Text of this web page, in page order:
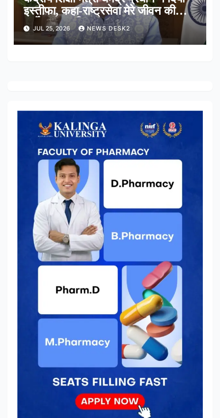
इस्तीफा, कहा-राष्ट्रसेवा मेरे जीवन की
सर्वोच्च प्राथमिकता
JUL 25, 2026 NEWS DESK2